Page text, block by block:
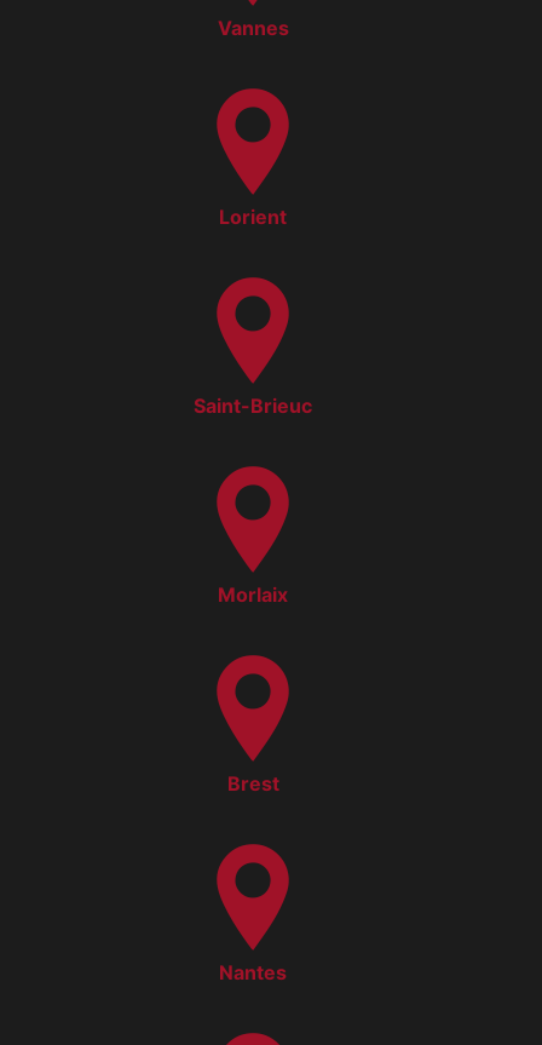
Vannes
Lorient
Saint-Brieuc
Morlaix
Brest
Nantes